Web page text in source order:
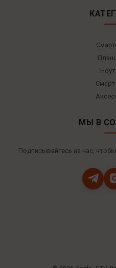
МЫ В
Подписывайтесь на нас,